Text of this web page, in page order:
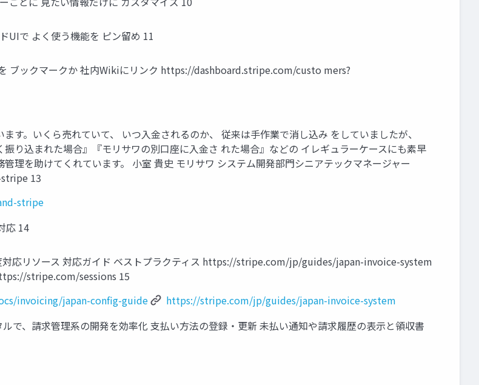
UIで よく使う機能を ピン留め 11
ブックマークか 社内Wikiにリンク https://dashboard.stripe.com/custo mers?
す。いくら売れていて、 いつ入金されるのか、 従来は手作業で消し込み をしていましたが、
り込まれた場合』『モリサワの別口座に入金さ れた場合』などの イレギュラーケースにも素早
理を助けてくれています。 小室 貴史 モリサワ システム開発部門シニアテックマネージャー
13
stripe
応 14
対応リソース 対応ガイド ベストプラクティス https://stripe.com/jp/guides/japan-invoice-system
stripe.com/sessions 15
invoicing/japan-config-guide
https://stripe.com/jp/guides/japan-invoice-system
で、請求管理系の開発を効率化 支払い方法の登録・更新 未払い通知や請求履歴の表示と領収書